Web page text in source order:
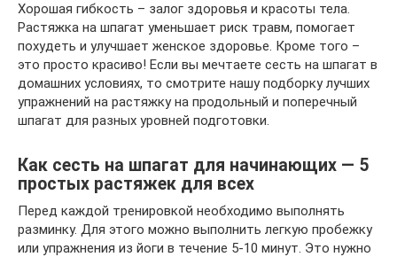
Хорошая гибкость – залог здоровья и красоты тела.
Растяжка на шпагат уменьшает риск травм, помогает
похудеть и улучшает женское здоровье. Кроме того –
это просто красиво! Если вы мечтаете сесть на шпагат в
домашних условиях, то смотрите нашу подборку лучших
упражнений на растяжку на продольный и поперечный
шпагат для разных уровней подготовки.
Как сесть на шпагат для начинающих — 5
простых растяжек для всех
Перед каждой тренировкой необходимо выполнять
разминку. Для этого можно выполнить легкую пробежку
или упражнения из йоги в течение 5-10 минут. Это нужно